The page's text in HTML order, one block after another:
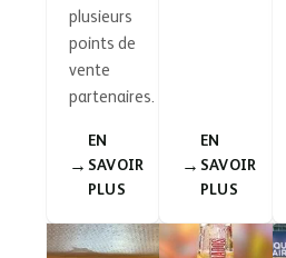
plusieurs
points de
vente
partenaires.
EN
SAVOIR
PLUS
EN
SAVOIR
PLUS